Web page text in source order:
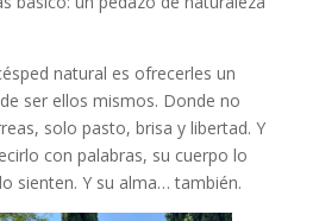
natural es ofrecerles un
ser ellos mismos. Donde no
solo pasto, brisa y libertad. Y
con palabras, su cuerpo lo
sienten. Y su alma… también.